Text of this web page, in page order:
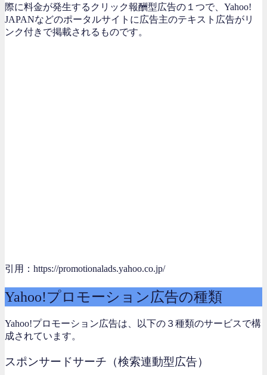
際に料金が発生するクリック報酬型広告の１つで、Yahoo!
JAPANなどのポータルサイトに広告主のテキスト広告がリ
ンク付きで掲載されるものです。
引用：https://promotionalads.yahoo.co.jp/
Yahoo!プロモーション広告の種類
Yahoo!プロモーション広告は、以下の３種類のサービスで構
成されています。
スポンサードサーチ（検索連動型広告）